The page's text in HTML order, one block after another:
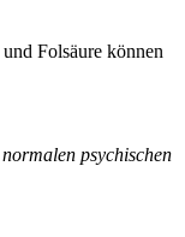
Folsäure können
psychischen